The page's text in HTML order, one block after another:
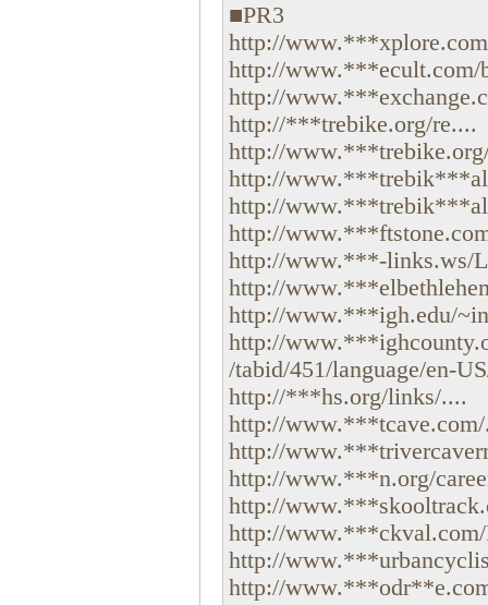
■PR3
http://
http://www.***ecult.com/
http://
http://***trebike.org/re....
http://
http://
http://
http://
http://www.***-links.ws/
http://
http://www.***igh.edu/
http://
/tabid/451/language/en-
http://***hs.org/links/....
http://
http://
http://www.***n.org/
http://
http://
http://
http://